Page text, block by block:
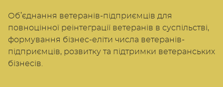
Об’єднання ветеранів-підприємців для
повноцінної реінтеграції ветеранів в суспільстві,
формування бізнес-еліти числа ветеранів-
підприємців, розвитку та підтримки ветеранських
бізнесів.